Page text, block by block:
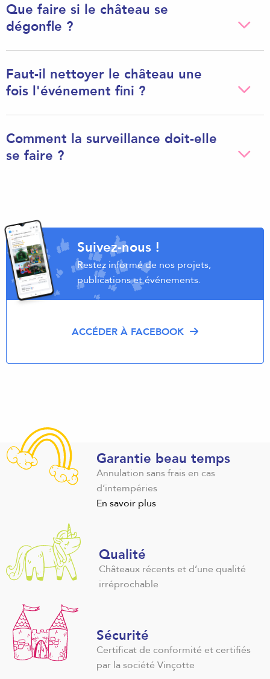
Que faire si le château se
dégonfle ?
Faut-il nettoyer le château une
fois l'événement fini ?
Comment la surveillance doit-elle
se faire ?
Suivez-nous !
Restez informé de nos projets,
publications et événements.
ACCÉDER À FACEBOOK
Garantie beau temps
Annulation sans frais en cas
d’intempéries
En savoir plus
Qualité
Châteaux récents et d’une qualité
irréprochable
Sécurité
Certificat de conformité et certifiés
par la société Vinçotte